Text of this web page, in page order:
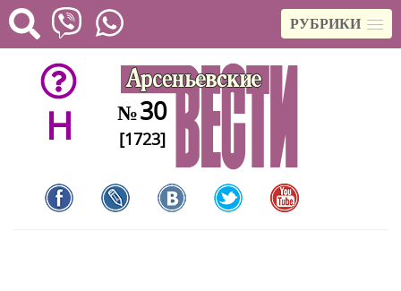
РУБРИКИ
H №30
[1723]